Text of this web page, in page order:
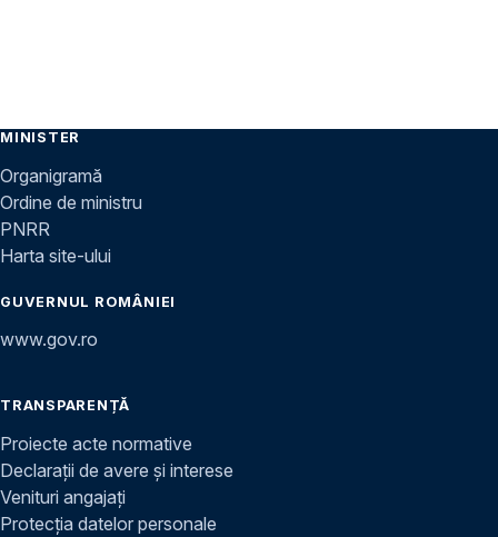
MINISTER
Organigramă
Ordine de ministru
PNRR
Harta site-ului
GUVERNUL ROMÂNIEI
www.gov.ro
TRANSPARENȚĂ
Proiecte acte normative
Declarații de avere și interese
Venituri angajați
Protecția datelor personale